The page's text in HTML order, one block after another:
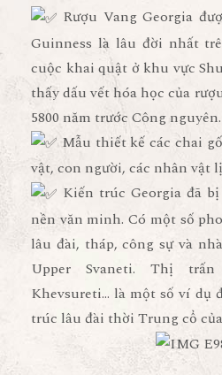
Rượu Vang Georgia
Guinness là lâu đời nhất
cuộc khai quật ở khu vực
thấy dấu vết hóa học của
5800 năm trước Công nguyên.
Mẫu thiết kế các chai
vật, con người, các nhân vật
Kiến trúc Georgia đã
nền văn minh. Có một số
lâu đài, tháp, công sự và
Upper Svaneti. Thị
Khevsureti… là một số ví dụ
trúc lâu đài thời Trung cổ